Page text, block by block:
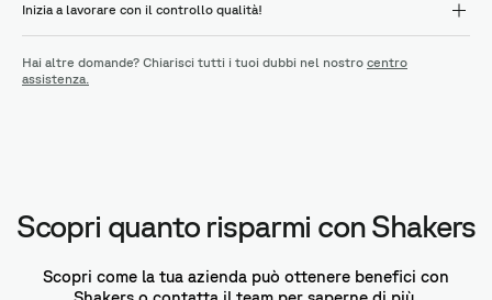
Inizia a lavorare con il controllo qualità!
Hai altre domande? Chiarisci tutti i tuoi dubbi nel nostro centro
assistenza.
Scopri quanto risparmi con Shakers
Scopri come la tua azienda può ottenere benefici con